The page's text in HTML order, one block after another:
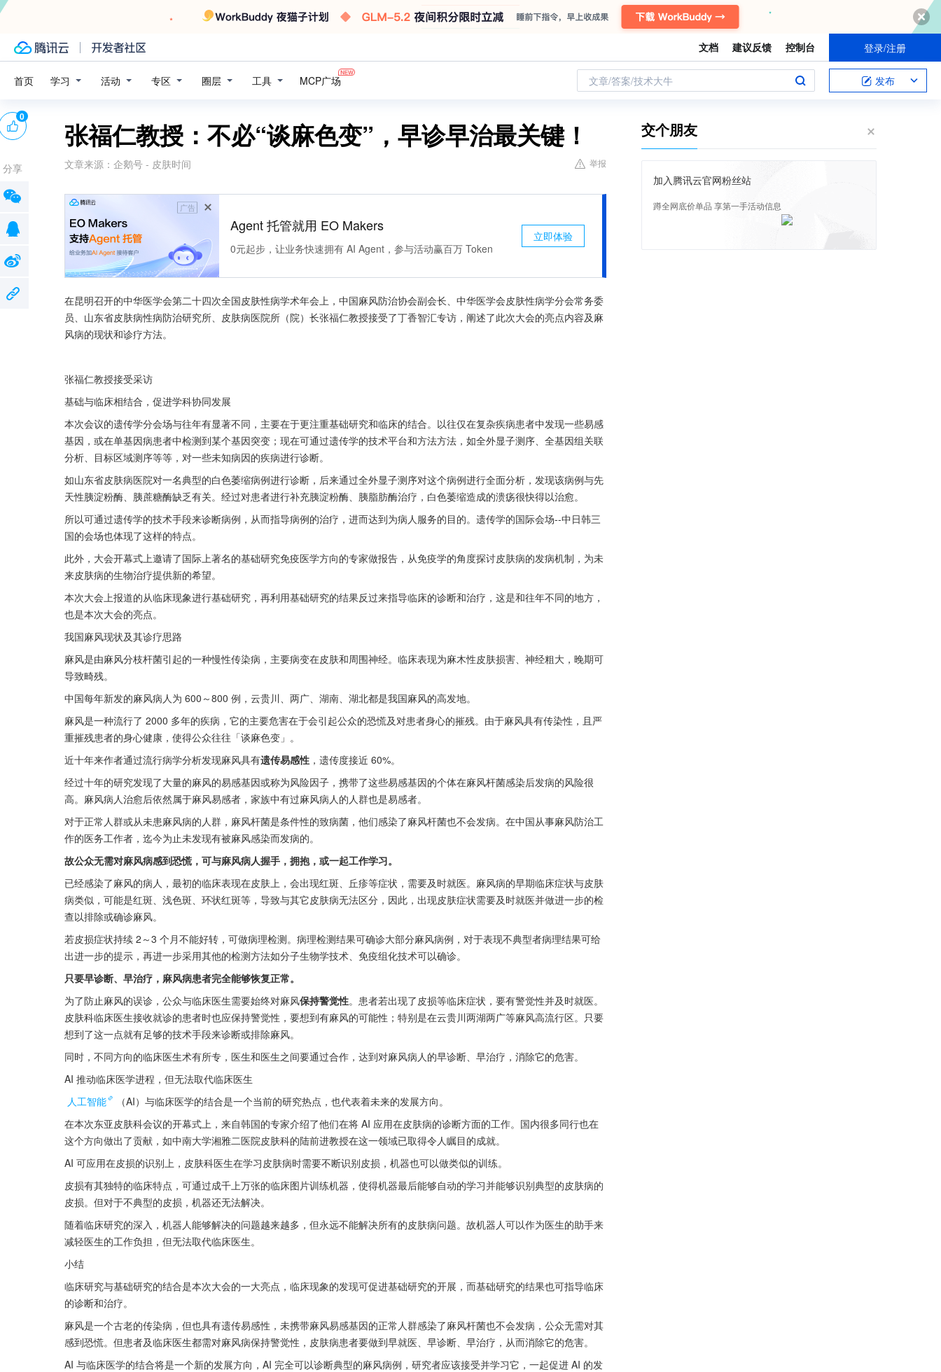
文档 建议反馈 控制台 登录/注册
首页 学习 活动 专区 圈层 工具 MCP广场 文章/答案/技术大牛 发布
张福仁教授：不必“谈麻色变”，早诊早治最关键！
文章来源： 企鹅号 - 皮肤时间 举报
广告
Agent 托管就用 EO Makers
0元起步，让业务快速拥有 AI Agent，参与活动赢百万 Token
立即体验
在昆明召开的中华医学会第二十四次全国皮肤性病学术年会上，中国麻风防治协会副会长、中华医学会皮肤性病学分会常务委
员、山东省皮肤病性病防治研究所、皮肤病医院所（院）长张福仁教授接受了丁香智汇专访，阐述了此次大会的亮点内容及麻
风病的现状和诊疗方法。
张福仁教授接受采访
基础与临床相结合，促进学科协同发展
本次会议的遗传学分会场与往年有显著不同，主要在于更注重基础研究和临床的结合。以往仅在复杂疾病患者中发现一些易感
基因，或在单基因病患者中检测到某个基因突变；现在可通过遗传学的技术平台和方法方法，如全外显子测序、全基因组关联
分析、目标区域测序等等，对一些未知病因的疾病进行诊断。
如山东省皮肤病医院对一名典型的白色萎缩病例进行诊断，后来通过全外显子测序对这个病例进行全面分析，发现该病例与先
天性胰淀粉酶、胰蔗糖酶缺乏有关。经过对患者进行补充胰淀粉酶、胰脂肪酶治疗，白色萎缩造成的溃疡很快得以治愈。
所以可通过遗传学的技术手段来诊断病例，从而指导病例的治疗，进而达到为病人服务的目的。遗传学的国际会场--中日韩三
国的会场也体现了这样的特点。
此外，大会开幕式上邀请了国际上著名的基础研究免疫医学方向的专家做报告，从免疫学的角度探讨皮肤病的发病机制，为未
来皮肤病的生物治疗提供新的希望。
本次大会上报道的从临床现象进行基础研究，再利用基础研究的结果反过来指导临床的诊断和治疗，这是和往年不同的地方，
也是本次大会的亮点。
我国麻风现状及其诊疗思路
麻风是由麻风分枝杆菌引起的一种慢性传染病，主要病变在皮肤和周围神经。临床表现为麻木性皮肤损害、神经粗大，晚期可
导致畸残。
中国每年新发的麻风病人为 600～800 例，云贵川、两广、湖南、湖北都是我国麻风的高发地。
麻风是一种流行了 2000 多年的疾病，它的主要危害在于会引起公众的恐慌及对患者身心的摧残。由于麻风具有传染性，且严
重摧残患者的身心健康，使得公众往往「谈麻色变」。
近十年来作者通过流行病学分析发现麻风具有遗传易感性 ，遗传度接近 60%。
经过十年的研究发现了大量的麻风的易感基因或称为风险因子，携带了这些易感基因的个体在麻风杆菌感染后发病的风险很
高。麻风病人治愈后依然属于麻风易感者，家族中有过麻风病人的人群也是易感者。
对于正常人群或从未患麻风病的人群，麻风杆菌是条件性的致病菌，他们感染了麻风杆菌也不会发病。在中国从事麻风防治工
作的医务工作者，迄今为止未发现有被麻风感染而发病的。
故公众无需对麻风病感到恐慌，可与麻风病人握手，拥抱，或一起工作学习。
已经感染了麻风的病人，最初的临床表现在皮肤上，会出现红斑、丘疹等症状，需要及时就医。麻风病的早期临床症状与皮肤
病类似，可能是红斑、浅色斑、环状红斑等，导致与其它皮肤病无法区分，因此，出现皮肤症状需要及时就医并做进一步的检
查以排除或确诊麻风。
若皮损症状持续 2～3 个月不能好转，可做病理检测。病理检测结果可确诊大部分麻风病例，对于表现不典型者病理结果可给
出进一步的提示，再进一步采用其他的检测方法如分子生物学技术、免疫组化技术可以确诊。
只要早诊断、早治疗，麻风病患者完全能够恢复正常。
为了防止麻风的误诊，公众与临床医生需要始终对麻风保持警觉性。患者若出现了皮损等临床症状，要有警觉性并及时就医。
皮肤科临床医生接收就诊的患者时也应保持警觉性，要想到有麻风的可能性；特别是在云贵川两湖两广等麻风高流行区。只要
想到了这一点就有足够的技术手段来诊断或排除麻风。
同时，不同方向的临床医生术有所专，医生和医生之间要通过合作，达到对麻风病人的早诊断、早治疗，消除它的危害。
AI 推动临床医学进程，但无法取代临床医生
人工智能
（AI）与临床医学的结合是一个当前的研究热点，也代表着未来的发展方向。
在本次东亚皮肤科会议的开幕式上，来自韩国的专家介绍了他们在将 AI 应用在皮肤病的诊断方面的工作。国内很多同行也在
这个方向做出了贡献，如中南大学湘雅二医院皮肤科的陆前进教授在这一领域已取得令人瞩目的成就。
AI 可应用在皮损的识别上，皮肤科医生在学习皮肤病时需要不断识别皮损，机器也可以做类似的训练。
皮损有其独特的临床特点，可通过成千上万张的临床图片训练机器，使得机器最后能够自动的学习并能够识别典型的皮肤病的
皮损。但对于不典型的皮损，机器还无法解决。
随着临床研究的深入，机器人能够解决的问题越来越多，但永远不能解决所有的皮肤病问题。故机器人可以作为医生的助手来
减轻医生的工作负担，但无法取代临床医生。
小结
临床研究与基础研究的结合是本次大会的一大亮点，临床现象的发现可促进基础研究的开展，而基础研究的结果也可指导临床
的诊断和治疗。
麻风是一个古老的传染病，但也具有遗传易感性，未携带麻风易感基因的正常人群感染了麻风杆菌也不会发病，公众无需对其
感到恐慌。但患者及临床医生都需对麻风病保持警觉性，皮肤病患者要做到早就医、早诊断、早治疗，从而消除它的危害。
AI 与临床医学的结合将是一个新的发展方向，AI 完全可以诊断典型的麻风病例，研究者应该接受并学习它，一起促进 AI 的发
0
分享
交个朋友
加入腾讯云官网粉丝站
蹲全网底价单品 享第一手活动信息